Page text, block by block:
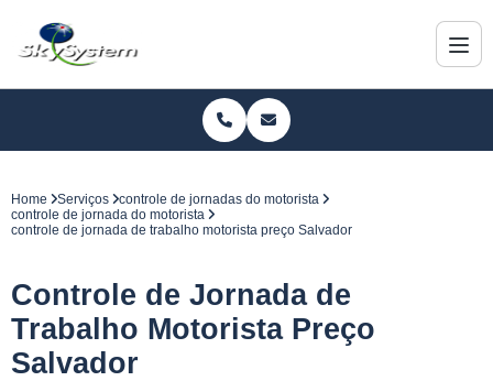
Home Serviços
controle de jornadas do motorista
controle de jornada do motorista
controle de jornada de trabalho motorista preço Salvador
Controle de Jornada de
Trabalho Motorista Preço
Salvador